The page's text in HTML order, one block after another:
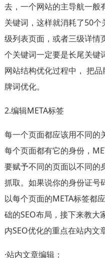
去，一个网站的主导航一般
关键词，这样就消耗了50
级列表页面，或者三级详情
个关键词一定要是长尾关键
网站结构优化过程中， 把
牌词优化。
2.编辑META标签
每一个页面都应该用不同的
每个页面都有它的身份，
要赋予不同的页面以不同的
抓取。如果说你的身份证号
以每个页面的META标签都
础的SEO布局，接下来教大
内SEO优化的重点在站内文
·站内文章编辑：